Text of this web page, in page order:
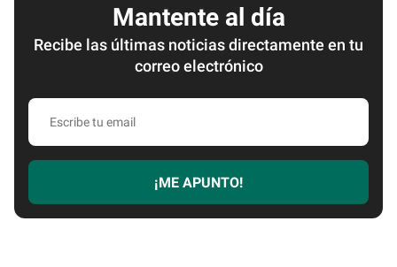
Mantente al día
Recibe las últimas noticias directamente en tu
correo electrónico
Escribe
email
¡ME APUNTO!